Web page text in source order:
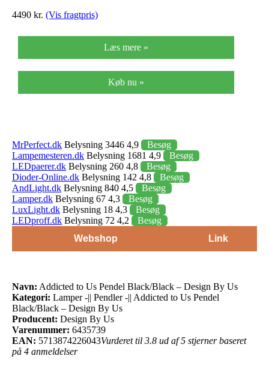
4490 kr. (Vis fragtpris)
Læs mere »
Køb nu »
MrPerfect.dk Belysning 3446 4,9
Besøg
Lampemesteren.dk Belysning 1681 4,9
Besøg
LEDpaerer.dk Belysning 260 4,8
Besøg
Dioder-Online.dk Belysning 142 4,8
Besøg
AndLight.dk Belysning 840 4,5
Besøg
Lamper.dk Belysning 67 4,3
Besøg
LuxLight.dk Belysning 18 4,3
Besøg
LEDproff.dk Belysning 72 4,2
Besøg
Webshop
Link
Navn: Addicted to Us Pendel Black/Black – Design By Us
Kategori: Lamper -|| Pendler -|| Addicted to Us Pendel
Black/Black – Design By Us
Producent: Design By Us
Varenummer: 6435739
EAN: 5713874226043Vurderet til 3.8 ud af 5 stjerner baseret
på 4 anmeldelser